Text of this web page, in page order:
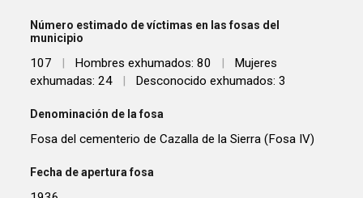
Número estimado de víctimas en las fosas del
municipio
107 | Hombres exhumados: 80 |
Mujeres
exhumadas: 24
| Desconocido exhumados: 3
Denominación de la fosa
Fosa del cementerio de Cazalla de la Sierra (Fosa IV)
Fecha de apertura fosa